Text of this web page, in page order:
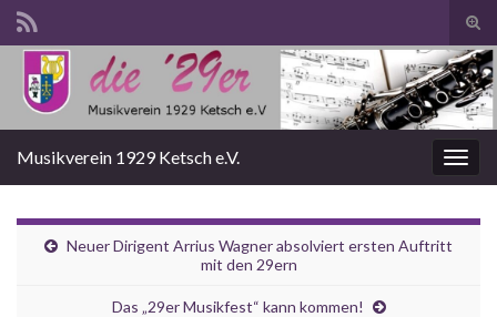
Search for:
Musikverein 1929 Ketsch e.V.
Neuer Dirigent Arrius Wagner absolviert ersten Auftritt
mit den 29ern
Das „29er Musikfest“ kann kommen!